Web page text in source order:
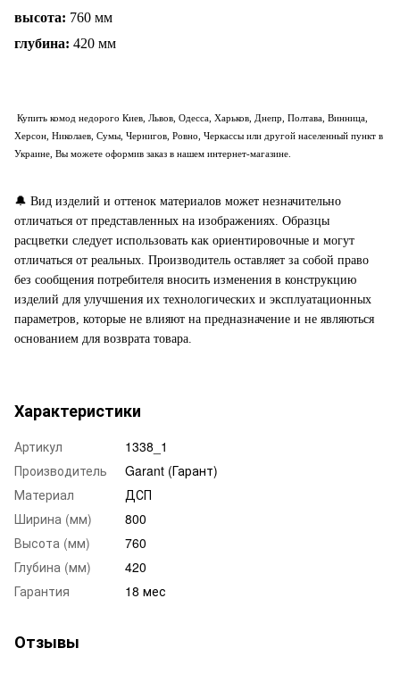
высота: 760 мм
глубина: 420 мм
Купить комод недорого Киев, Львов, Одесса, Харьков, Днепр, Полтава, Винница,
Херсон, Николаев, Сумы, Чернигов, Ровно, Черкассы или другой населенный пункт в
Украине, Вы можете оформив заказ в нашем интернет-магазине.
🔔 Вид изделий и оттенок материалов может незначительно
отличаться от представленных на изображениях. Образцы
расцветки следует использовать как ориентировочные и могут
отличаться от реальных. Производитель оставляет за собой право
без сообщения потребителя вносить изменения в конструкцию
изделий для улучшения их технологических и эксплуатационных
параметров, которые не влияют на предназначение и не являються
основанием для возврата товара.
Характеристики
Артикул
1338_1
Производитель
Garant (Гарант)
Материал
ДСП
Ширина (мм)
800
Высота (мм)
760
Глубина (мм)
420
Гарантия
18 мес
Отзывы